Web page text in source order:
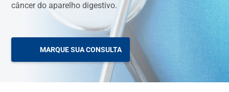
câncer do aparelho digestivo.
MARQUE SUA CONSULTA